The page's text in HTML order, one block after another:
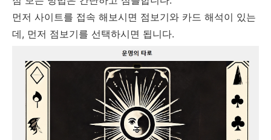
먼저 사이트를 접속 해보시면 점보기와 카드 해석이 있는
데, 먼저 점보기를 선택하시면 됩니다.